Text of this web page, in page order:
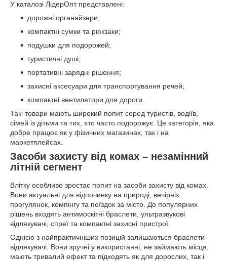
У каталозі ЛідерОпт представлені:
дорожні органайзери;
компактні сумки та рюкзаки;
подушки для подорожей;
туристичні душі;
портативні зарядні рішення;
захисні аксесуари для транспортування речей;
компактні вентилятори для дороги.
Такі товари мають широкий попит серед туристів, водіїв,
сімей із дітьми та тих, хто часто подорожує. Це категорія, яка
добре працює як у фізичних магазинах, так і на
маркетплейсах.
Засоби захисту від комах – незамінний
літній сегмент
Влітку особливо зростає попит на засоби захисту від комах.
Вони актуальні для відпочинку на природі, вечірніх
прогулянок, кемпінгу та поїздок за місто. До популярних
рішень входять антимоскітні браслети, ультразвукові
відлякувачі, спреї та компактні захисні пристрої.
Однією з найпрактичніших позицій залишаються браслети-
відлякувачі. Вони зручні у використанні, не займають місця,
мають тривалий ефект та підходять як для дорослих, так і